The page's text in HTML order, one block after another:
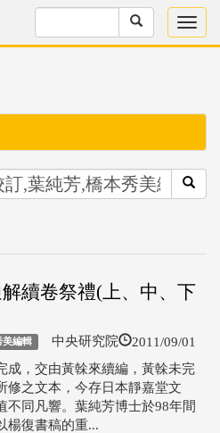
續卷祭禮(上、中、下
美編輯 中央研究院 2011/09/01
成，交由黃榦來續編，黃榦未完
修之文本，今存日本靜嘉堂文
不同凡響。葉純芳博士於98年間
楊復書稿的重...